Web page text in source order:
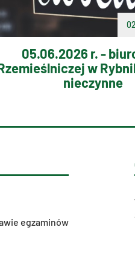
05.06.2026 r. -
w
nieczynne
egzaminów